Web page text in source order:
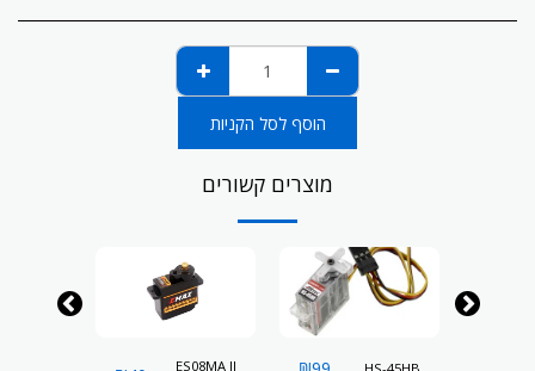
הוסף לסל הקניות
מוצרים קשורים
HS-45HB
ES08MA II